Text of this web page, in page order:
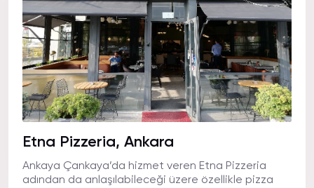
Etna Pizzeria, Ankara
Ankaya Çankaya’da hizmet veren Etna Pizzeria
adından da anlaşılabileceği üzere özellikle pizza